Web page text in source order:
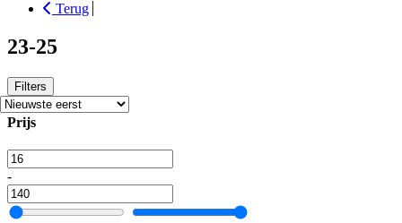
Terug
23-25
Filters
Prijs
-